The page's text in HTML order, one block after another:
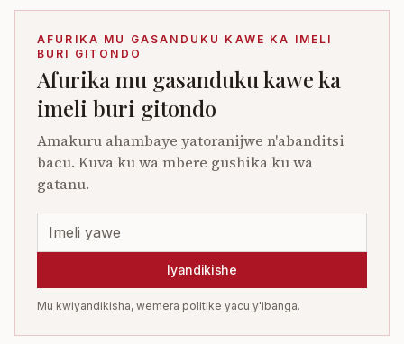
AFURIKA MU GASANDUKU KAWE KA IMELI
BURI GITONDO
Afurika mu gasanduku kawe ka
imeli buri gitondo
Amakuru ahambaye yatoranijwe n'abanditsi
bacu. Kuva ku wa mbere gushika ku wa
gatanu.
Iyandikishe
Mu kwiyandikisha, wemera politike yacu y'ibanga.